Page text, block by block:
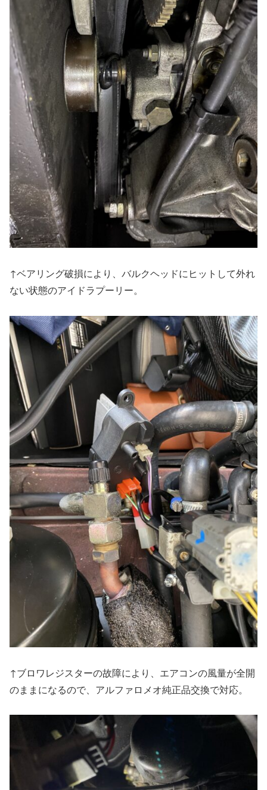
↑ベアリング破損により、バルクヘッドにヒットして外れ
ない状態のアイドラプーリー。
↑ブロワレジスターの故障により、エアコンの風量が全開
のままになるので、アルファロメオ純正品交換で対応。